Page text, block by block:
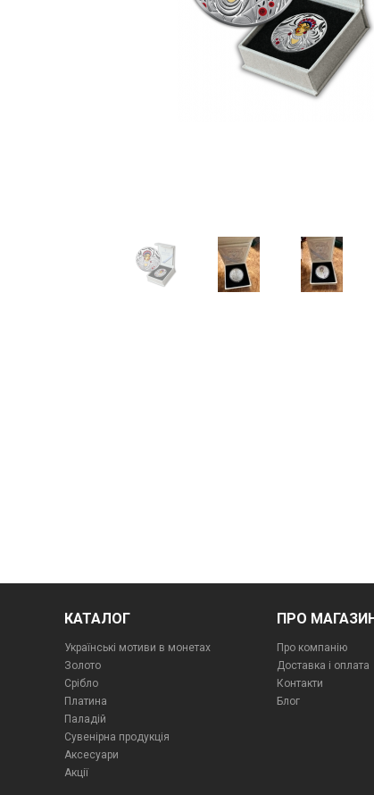
КАТАЛОГ
Українські мотиви в монетах
Золото
Срібло
Платина
Паладій
Сувенірна продукція
Аксесуари
Акції
ПРО
Про компанiю
Доставка і оплата
Контакти
Блог